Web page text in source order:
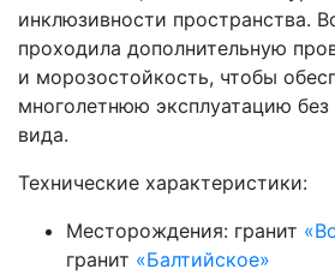
инклюзивности пространства.
проходила дополнительную
и морозостойкость, чтобы
многолетнюю эксплуатацию без
вида.
Технические характеристики:
Месторождения: гранит
гранит «Балтийское»